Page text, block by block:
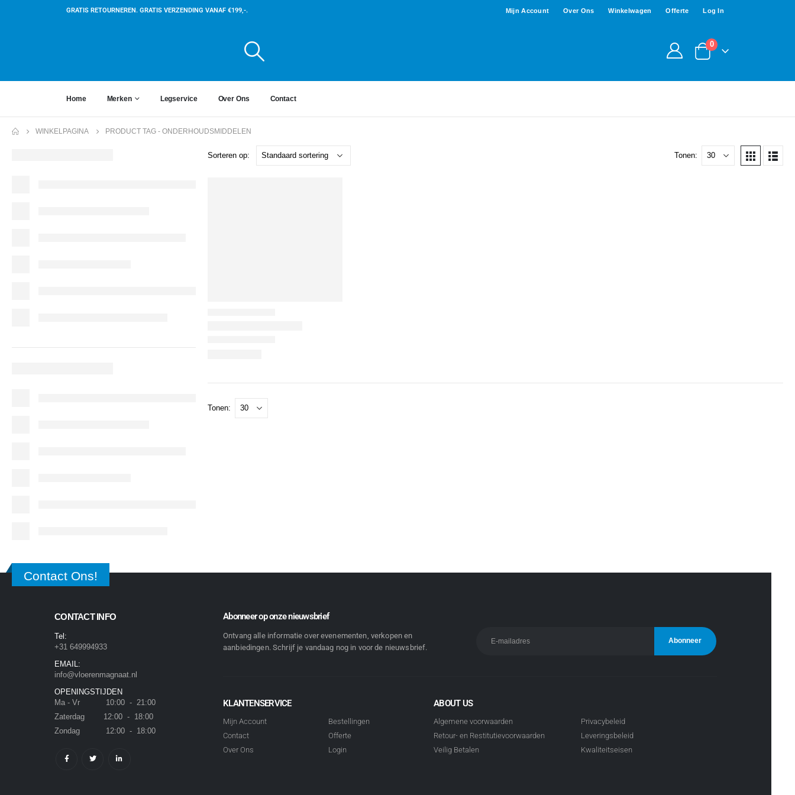
GRATIS RETOURNEREN. GRATIS VERZENDING VANAF €199,-. Mijn Account Over Ons Winkelwagen Offerte Log In
0
Home Merken Legservice Over Ons Contact
WINKELPAGINA PRODUCT TAG - ONDERHOUDSMIDDELEN
Sorteren op: Tonen:
Tonen:
Contact Ons!
CONTACT INFO
Tel:
+31 649994933
EMAIL:
info@vloerenmagnaat.nl
OPENINGSTIJDEN
Ma - Vr 10:00 - 21:00
Zaterdag 12:00 - 18:00
Zondag 12:00 - 18:00
Abonneer op onze nieuwsbrief
Ontvang alle informatie over evenementen, verkopen en
aanbiedingen. Schrijf je vandaag nog in voor de nieuwsbrief.
KLANTENSERVICE
Mijn Account
Contact
Over Ons
Bestellingen
Offerte
Login
ABOUT US
Algemene voorwaarden
Retour- en Restitutievoorwaarden
Veilig Betalen
Privacybeleid
Leveringsbeleid
Kwaliteitseisen